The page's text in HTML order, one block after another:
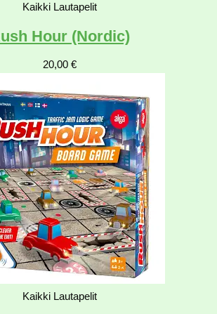
Kaikki Lautapelit
Hour (Nordic)
20,00 €
Kaikki Lautapelit